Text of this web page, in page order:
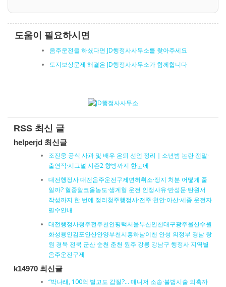
도움이 필요하시면
음주운전을 하셨다면 JD행정사사무소를 찾아주세요
토지보상문제 해결은 JD행정사사무소가 함께합니다
RSS 최신 글
helperjd 최신글
조진웅 공식 사과 및 배우 은퇴 선언 정리｜소년범 논란 전말·
출연작·시그널 시즌2 향방까지 한눈에
대전행정사 대전음주운전구제면허취소·정지 처분 어떻게 줄
일까? 혈중알코올농도·생계형 운전 인정사유·반성문·탄원서
작성까지 한 번에 정리청주행정사·전주·천안·아산·세종 운전자
필수안내
대전행정사청주전주천안평택서울부산인천대구광주울산수원
화성용인김포안산안양부천시흥하남이천 안성 의정부 경남 창
원 경북 전북 군산 순천 춘천 원주 강릉 강남구 행정사 지역별
음주운전구제
k14970 최신글
“박나래, 100억 벌고도 갑질?… 매니저 소송·불법시술 의혹까